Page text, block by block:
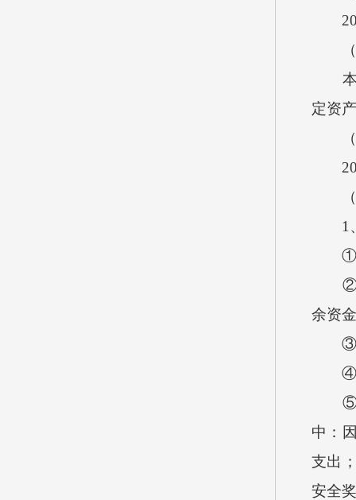
（
本单
定资
（
（
1、
①财
②年
余资
③基
④项
⑤“
中：
支出
安全